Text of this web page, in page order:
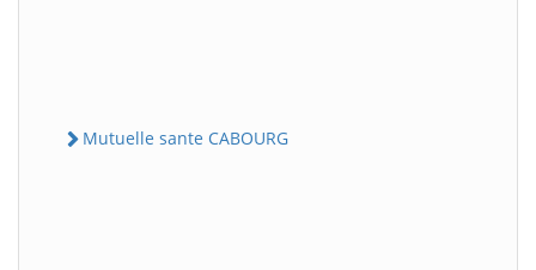
Mutuelle sante CABOURG